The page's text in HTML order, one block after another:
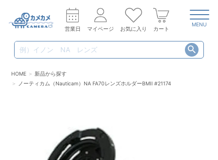
営業日 マイページ お気に入り カート
MENU
HOME
新品から探す
ノーティカム（Nauticam）NA FA70レンズホルダーBMII #21174